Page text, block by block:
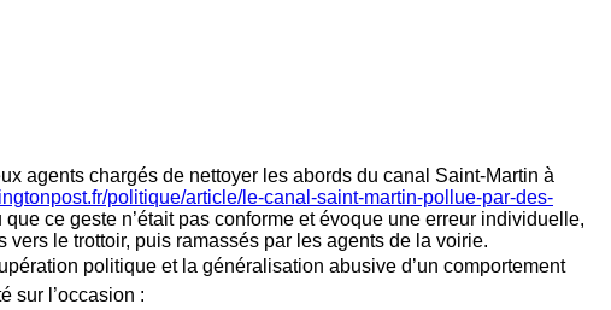
agents chargés de nettoyer les abords du canal Saint-Martin à
politique/article/le-canal-saint-martin-pollue-par-des-
ce geste n’était pas conforme et évoque une erreur individuelle,
le trottoir, puis ramassés par les agents de la voirie.
politique et la généralisation abusive d’un comportement
sur l’occasion :